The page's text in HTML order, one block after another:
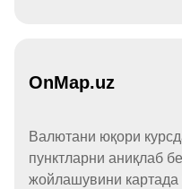
OnMap.uz
Валютани юқори
пунктларни аниқлаб
жойлашувини картада